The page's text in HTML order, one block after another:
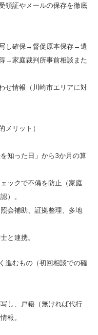
領証やメールの保存を徹底
し確保→督促原本保存→遺
→家庭裁判所事前相談また
せ情報（川崎市エリアに対
メリット）
知った日」から3か月の算
ックで不備を防止（家庭
）。
会補助、証拠整理、多地
と連携。
進むもの（初回相談での確
し、戸籍（無ければ代行
報。